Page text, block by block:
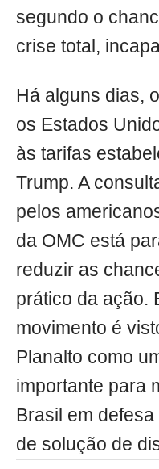
segundo o
crise total,
Há alguns dias,
os Estados
às tarifas
Trump. A
pelos
da OMC está
reduzir as
prático da ação.
movimento é
Planalto como
importante para
Brasil em
de solução de